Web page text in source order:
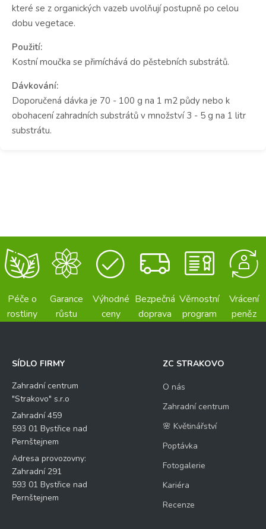
které se z organických vazeb uvolňují postupně po celou
dobu vegetace.
Použití:
Kostní moučka se přimíchává do pěstebních substrátů.
Dávkování:
Doporučená dávka je 70 - 100 g na 1 m2 půdy nebo k
obohacení zahradních substrátů v množství 3 - 5 g na 1 litr
substrátu.
Péče o
rostliny
Garance
růstu
Výhodné
ceny
Bezpečná
doprava
Věrnostní
program
Vrácení
peněz
SÍDLO FIRMY
Zahradní centrum
"Strakovo" s.r.o
Zahradní 459
593 01 Bystřice nad
Pernštejnem
Adresa provozovny:
Zahradní 291
593 01 Bystřice nad
Pernštejnem
ZC STRAKOVO
O nás
Zahradní centrum
🌸 Květinářství
Poptávka
Fotogalerie
Kariéra
Recenze